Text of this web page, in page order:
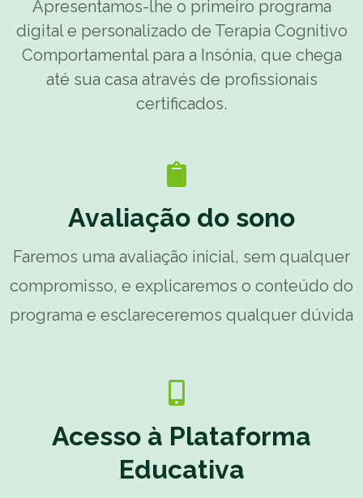
Apresentamos-lhe o primeiro programa
digital e personalizado de Terapia Cognitivo
Comportamental para a Insónia, que chega
até sua casa através de profissionais
certificados.
Avaliação do sono
Faremos uma avaliação inicial, sem qualquer
compromisso, e explicaremos o conteúdo do
programa e esclareceremos qualquer dúvida
Acesso à Plataforma
Educativa